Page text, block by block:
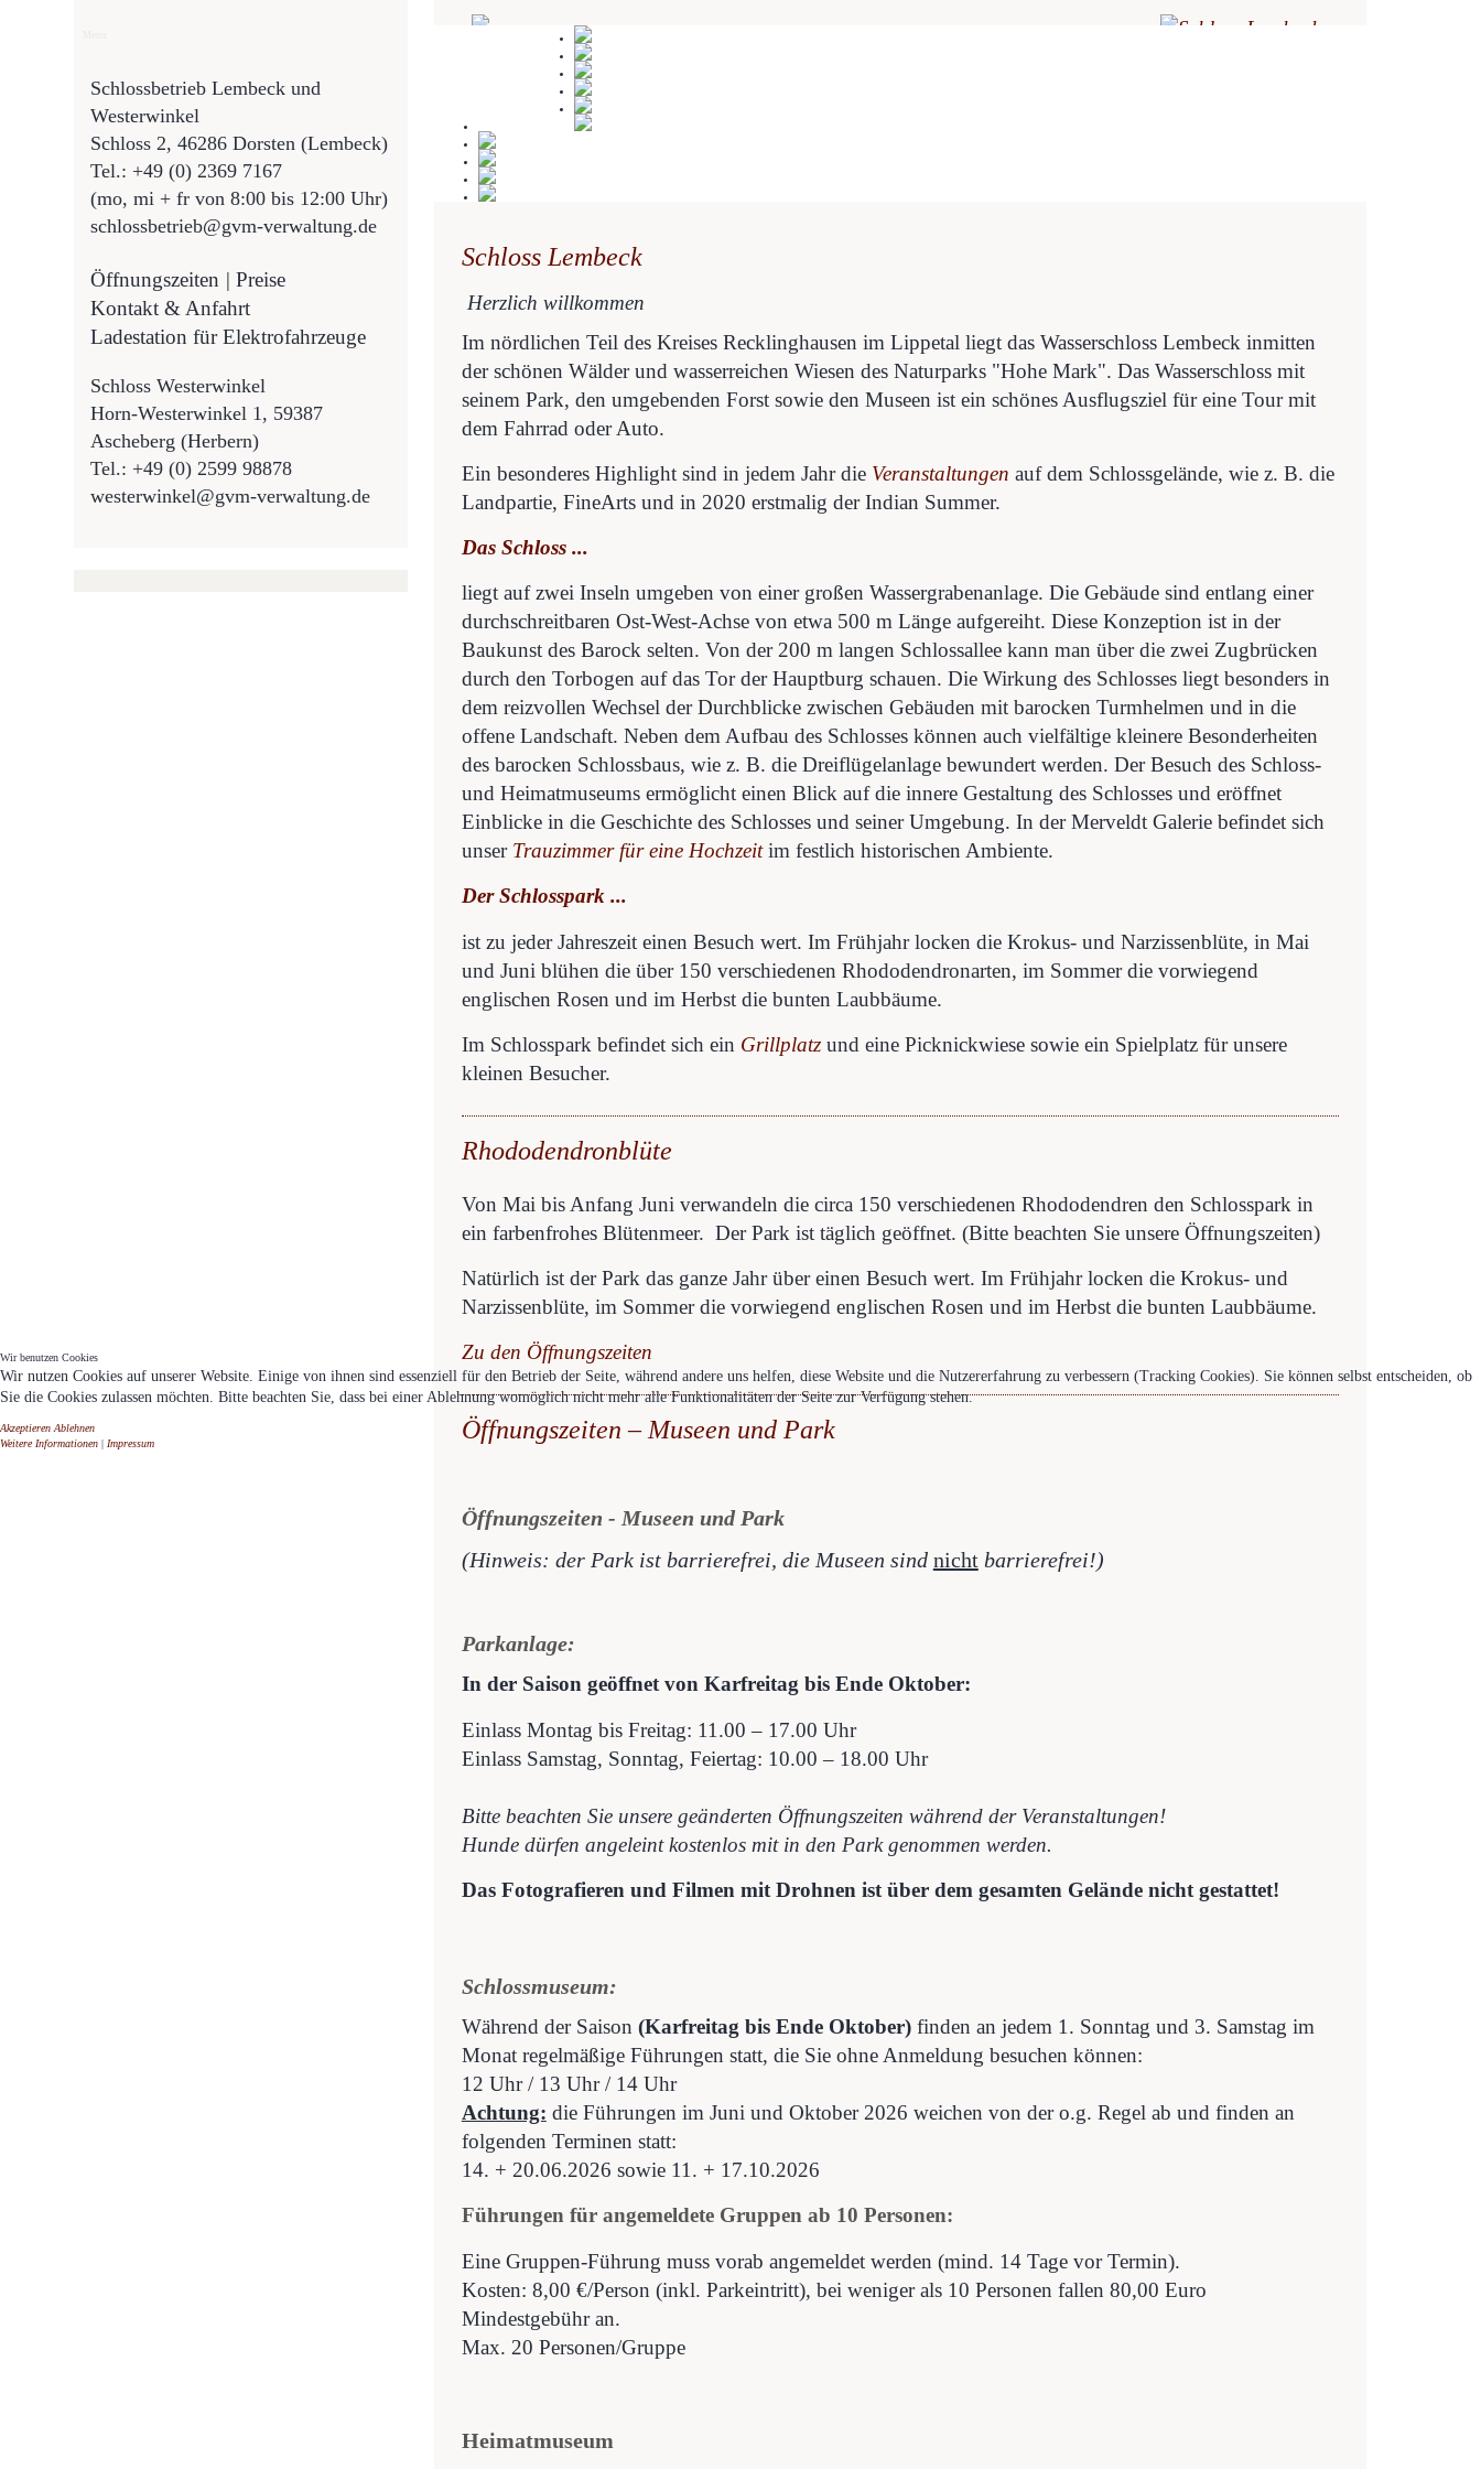
Schlossbetrieb Lembeck und
Westerwinkel
Schloss 2,46286 Dorsten (Lembeck)
Tel.: +49 (0) 2369 7167
(mo, mi + fr von 8:00 bis 12:00 Uhr)
schlossbetrieb@gvm-verwaltung.de
Öffnungszeiten | Preise
Kontakt & Anfahrt
Ladestation für Elektrofahrzeuge
Schloss Westerwinkel
Horn-Westerwinkel 1, 59387
Ascheberg (Herbern)
Tel.: +49 (0) 2599 98878
westerwinkel@gvm-verwaltung.de
Schloss Lembeck
Herzlich willkommen
Im nördlichen Teil des Kreises Recklinghausen im Lippetal liegt das Wasserschloss Lembeck inmitten
der schönen Wälder und wasserreichen Wiesen des Naturparks "Hohe Mark". Das Wasserschloss mit
seinem Park, den umgebenden Forst sowie den Museen ist ein schönes Ausflugsziel für eine Tour mit
dem Fahrrad oder Auto.
Ein besonderes Highlight sind in jedem Jahr die Veranstaltungen auf dem Schlossgelände, wie z. B. die
Landpartie, FineArts und in 2020 erstmalig der Indian Summer.
Das Schloss ...
liegt auf zwei Inseln umgeben von einer großen Wassergrabenanlage. Die Gebäude sind entlang einer
durchschreitbaren Ost-West-Achse von etwa 500 m Länge aufgereiht. Diese Konzeption ist in der
Baukunst des Barock selten. Von der 200 m langen Schlossallee kann man über die zwei Zugbrücken
durch den Torbogen auf das Tor der Hauptburg schauen. Die Wirkung des Schlosses liegt besonders in
dem reizvollen Wechsel der Durchblicke zwischen Gebäuden mit barocken Turmhelmen und in die
offene Landschaft. Neben dem Aufbau des Schlosses können auch vielfältige kleinere Besonderheiten
des barocken Schlossbaus, wie z. B. die Dreiflügelanlage bewundert werden. Der Besuch des Schloss-
und Heimatmuseums ermöglicht einen Blick auf die innere Gestaltung des Schlosses und eröffnet
Einblicke in die Geschichte des Schlosses und seiner Umgebung. In der Merveldt Galerie befindet sich
unserTrauzimmer für eine Hochzeitim festlich historischen Ambiente.
Der Schlosspark ...
ist zu jeder Jahreszeit einen Besuch wert. Im Frühjahr locken die Krokus- und Narzissenblüte, in Mai
und Juni blühen die über 150 verschiedenen Rhododendronarten, im Sommer die vorwiegend
englischen Rosen und im Herbst die bunten Laubbäume.
Im Schlosspark befindet sich ein Grillplatzund eine Picknickwiese sowie ein Spielplatz für unsere
kleinen Besucher.
Rhododendronblüte
Von Mai bis Anfang Juni verwandeln die circa 150 verschiedenen Rhododendren den Schlosspark in
ein farbenfrohes Blütenmeer. Der Park ist täglich geöffnet. (Bitte beachten Sie unsere Öffnungszeiten)
Natürlich ist der Park das ganze Jahr über einen Besuch wert. Im Frühjahr locken die Krokus- und
Narzissenblüte, im Sommer die vorwiegend englischen Rosen und im Herbst die bunten Laubbäume.
Zu den Öffnungszeiten
Öffnungszeiten – Museen und Park
Öffnungszeiten - Museen und Park
(Hinweis: der Park ist barrierefrei, die Museen sind nichtbarrierefrei!)
Parkanlage:
In der Saison geöffnet von Karfreitag bis Ende Oktober:
Einlass Montag bis Freitag: 11.00 – 17.00 Uhr
Einlass Samstag, Sonntag, Feiertag: 10.00 – 18.00 Uhr
Bitte beachten Sie unsere geänderten Öffnungszeiten während der Veranstaltungen!
Hunde dürfen angeleint kostenlos mit in den Park genommen werden.
Das Fotografieren und Filmen mit Drohnen ist über dem gesamten Gelände nicht gestattet!
Schlossmuseum:
Während der Saison (Karfreitag bis Ende Oktober)finden an jedem 1. Sonntag und 3. Samstag im
Monat regelmäßige Führungen statt, die Sie ohne Anmeldung besuchen können:
12 Uhr / 13 Uhr / 14 Uhr
Achtung: die Führungen im Juni und Oktober 2026 weichen von der o.g. Regel ab und finden an
folgenden Terminen statt:
14. + 20.06.2026 sowie 11. + 17.10.2026
Führungen für angemeldete Gruppen ab 10 Personen:
Eine Gruppen-Führung muss vorab angemeldet werden (mind. 14 Tage vor Termin).
Kosten: 8,00 €/Person (inkl. Parkeintritt), bei weniger als 10 Personen fallen 80,00 Euro
Mindestgebühr an.
Max. 20 Personen/Gruppe
Heimatmuseum
Wir benutzen Cookies
Wir nutzen Cookies auf unserer Website. Einige von ihnen sind essenziell für den Betrieb der Seite, während andere uns helfen, diese Website und die Nutzererfahrung zu verbessern (Tracking Cookies). Sie können selbst entscheiden, ob
Sie die Cookies zulassen möchten. Bitte beachten Sie, dass bei einer Ablehnung womöglich nicht mehr alle Funktionalitäten der Seite zur Verfügung stehen.
Akzeptieren Ablehnen
Weitere Informationen | Impressum